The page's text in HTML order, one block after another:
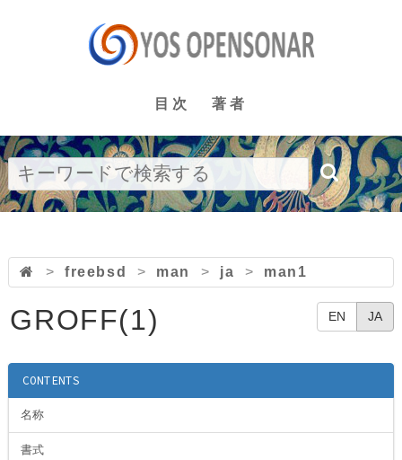
目次 著者
> freebsd > man > ja > man1
EN JA
GROFF(1)
CONTENTS
名称
書式